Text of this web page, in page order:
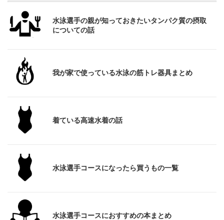
水泳選手の親が知っておきたいタンパク質の摂取
についての話
我が家で使っている水泳の筋トレ器具まとめ
着ている高速水着の話
水泳選手コースになったら買うもの一覧
水泳選手コースにおすすめの本まとめ